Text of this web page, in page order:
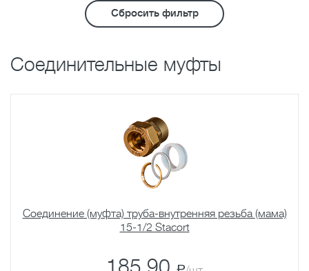
Сбросить фильтр
Соединительные муфты
Соединение (муфта) труба-внутренняя резьба (мама)
15-1/2 Stacort